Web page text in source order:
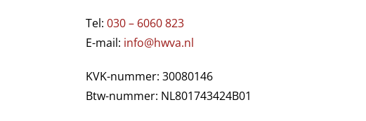
Tel: 030 – 6060 823
E-mail: info@hwva.nl
KVK-nummer: 30080146
Btw-nummer: NL801743424B01